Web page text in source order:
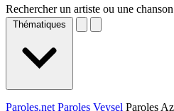
Rechercher un artiste ou une chanson
Thématiques
Paroles.net Paroles Veysel Paroles